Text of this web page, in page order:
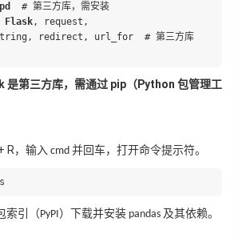
pd # 第三方库，需安装
Flask, request,
redirect, url_for  # 第三方库
是第三方库，需通过 pip （ Python 包管理工
R，输入 cmd 并回车，打开命令提示符。
索引（PyPI）下载并安装 pandas 及其依赖。